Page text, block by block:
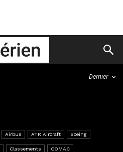
Dernier
Airbus ATR Aircraft Boeing
Classements COMAC